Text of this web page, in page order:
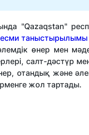
"Qazaqstan"
таныстырылымы
өнер мен
салт-дәстүр
отандық және
жол тартады.